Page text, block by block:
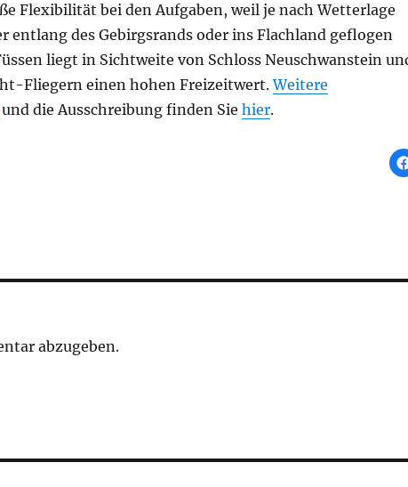
Flexibilität bei den Aufgaben, weil je nach Wetterlage
entlang des Gebirgsrands oder ins Flachland geflogen
liegt in Sichtweite von Schloss Neuschwanstein
Fliegern einen hohen Freizeitwert.Weitere
die Ausschreibung finden Sie hier.
abzugeben.